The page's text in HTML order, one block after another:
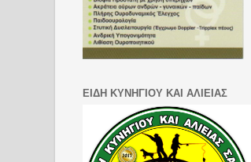
ΕΙΔΗ ΚΥΝΗΓΙΟΥ ΚΑΙ ΑΛΙΕΙΑΣ